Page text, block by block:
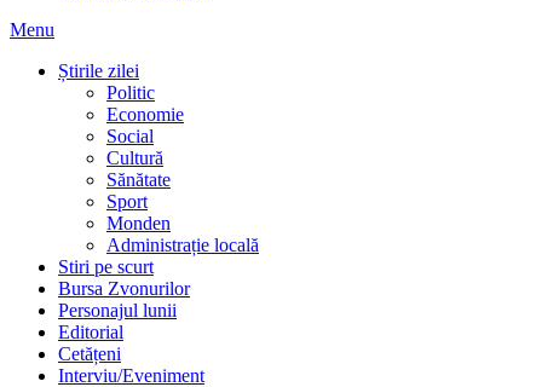
Menu
Știrile zilei
Politic
Economie
Social
Cultură
Sănătate
Sport
Monden
Administrație locală
Stiri pe scurt
Bursa Zvonurilor
Personajul lunii
Editorial
Cetățeni
Interviu/Eveniment